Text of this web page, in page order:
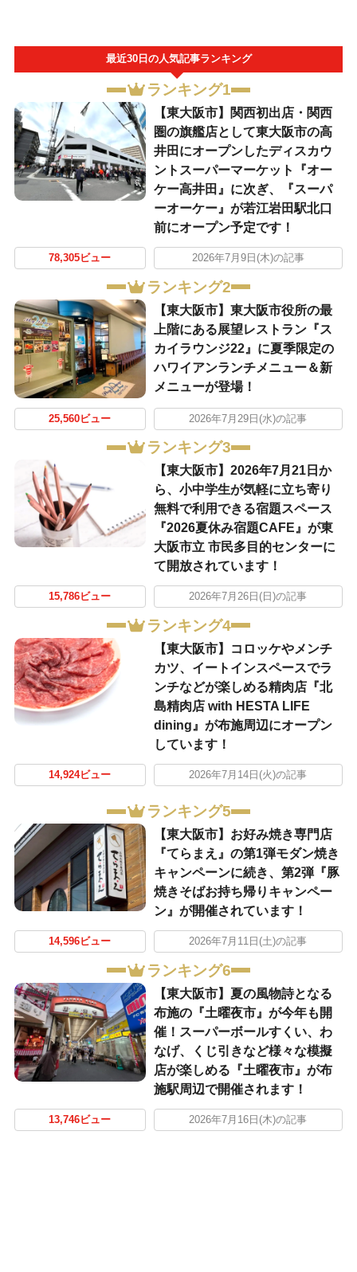
最近30日の人気記事ランキング
ランキング1
【東大阪市】関西初出店・関西
圏の旗艦店として東大阪市の高
井田にオープンしたディスカウ
ントスーパーマーケット『オー
ケー高井田』に次ぎ、『スーパ
ーオーケー』が若江岩田駅北口
前にオープン予定です！
78,305ビュー 2026年7月9日(木)の記事
ランキング2
【東大阪市】東大阪市役所の最
上階にある展望レストラン『ス
カイラウンジ22』に夏季限定の
ハワイアンランチメニュー＆新
メニューが登場！
25,560ビュー 2026年7月29日(水)の記事
ランキング3
【東大阪市】2026年7月21日か
ら、小中学生が気軽に立ち寄り
無料で利用できる宿題スペース
『2026夏休み宿題CAFE』が東
大阪市立 市民多目的センターに
て開放されています！
15,786ビュー 2026年7月26日(日)の記事
ランキング4
【東大阪市】コロッケやメンチ
カツ、イートインスペースでラ
ンチなどが楽しめる精肉店『北
島精肉店 with HESTA LIFE
dining』が布施周辺にオープン
しています！
14,924ビュー 2026年7月14日(火)の記事
ランキング5
【東大阪市】お好み焼き専門店
『てらまえ』の第1弾モダン焼き
キャンペーンに続き、第2弾『豚
焼きそばお持ち帰りキャンペー
ン』が開催されています！
14,596ビュー 2026年7月11日(土)の記事
ランキング6
【東大阪市】夏の風物詩となる
布施の『土曜夜市』が今年も開
催！スーパーボールすくい、わ
なげ、くじ引きなど様々な模擬
店が楽しめる『土曜夜市』が布
施駅周辺で開催されます！
13,746ビュー 2026年7月16日(木)の記事